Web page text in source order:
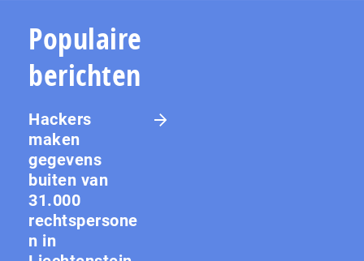
Populaire
berichten
Hackers
maken
gegevens
buiten van
31.000
rechtspersone
n in